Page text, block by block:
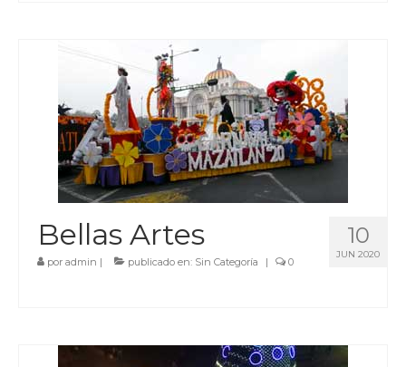
10
JUN 2020
Bellas Artes
por admin | publicado en: Sin Categoría | 0